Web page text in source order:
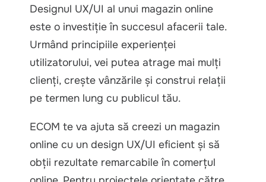
Designul UX/UI al unui magazin online
este o investiție în succesul afacerii tale.
Urmând principiile experienței
utilizatorului, vei putea atrage mai mulți
clienți, crește vânzările și construi relații
pe termen lung cu publicul tău.
ECOM te va ajuta să creezi un magazin
online cu un design UX/UI eficient și să
obții rezultate remarcabile în comerțul